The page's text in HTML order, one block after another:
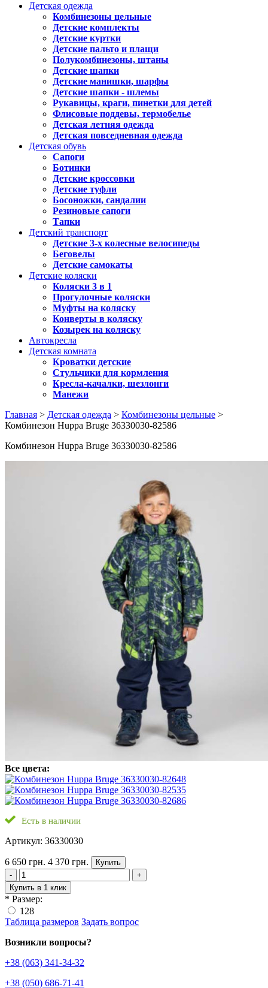
Детская одежда
Комбинезоны цельные
Детские комплекты
Детские куртки
Детские пальто и плащи
Полукомбинезоны, штаны
Детские шапки
Детские манишки, шарфы
Детские шапки - шлемы
Рукавицы, краги, пинетки для детей
Флисовые поддевы, термобелье
Детская летняя одежда
Детская повседневная одежда
Детская обувь
Сапоги
Ботинки
Детские кроссовки
Детские туфли
Босоножки, сандалии
Резиновые сапоги
Тапки
Детский транспорт
Детские 3-х колесные велосипеды
Беговелы
Детские самокаты
Детские коляски
Коляски 3 в 1
Прогулочные коляски
Муфты на коляску
Конверты в коляску
Козырек на коляску
Автокресла
Детская комната
Кроватки детские
Стульчики для кормления
Кресла-качалки, шезлонги
Манежи
Главная > Детская одежда > Комбинезоны цельные >
Комбинезон Huppa Bruge 36330030-82586
Комбинезон Huppa Bruge 36330030-82586
Все цвета:
Есть в наличии
Артикул: 36330030
6 650 грн. 4 370 грн.
Купить
-
+
Купить в 1 клик
* Размер:
128
Таблица размеров Задать вопрос
Возникли вопросы?
+38 (063) 341-34-32
+38 (050) 686-71-41